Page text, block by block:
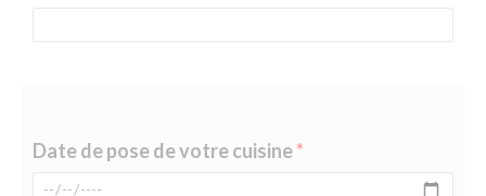
Date de pose de votre cuisine